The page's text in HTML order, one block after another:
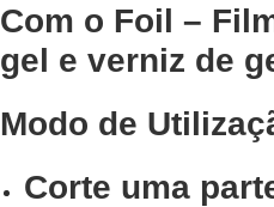
Com o Foil –
gel e verniz de
Modo de
Corte uma